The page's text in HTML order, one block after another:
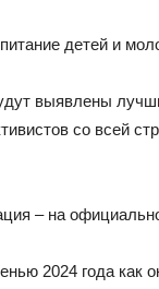
детей и
выявлены
со всей
– на
2024 года как